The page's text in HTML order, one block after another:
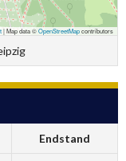
|Map data ©OpenStreetMapcontributors
Endstand